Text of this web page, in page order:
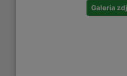
Galeria